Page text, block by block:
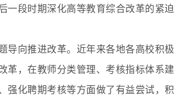
一段时期深化高等教育综合改革的紧迫
向推进改革。近年来各地各高校积极
革，在教师分类管理、考核指标体系建
强化聘期考核等方面做了有益尝试，积